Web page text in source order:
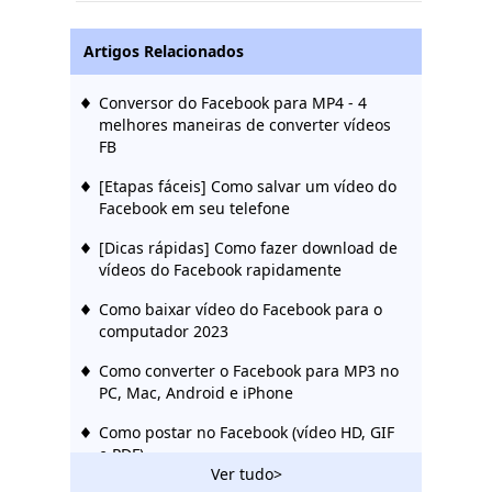
Artigos Relacionados
Conversor do Facebook para MP4 - 4
melhores maneiras de converter vídeos
FB
[Etapas fáceis] Como salvar um vídeo do
Facebook em seu telefone
[Dicas rápidas] Como fazer download de
vídeos do Facebook rapidamente
Como baixar vídeo do Facebook para o
computador 2023
Como converter o Facebook para MP3 no
PC, Mac, Android e iPhone
Como postar no Facebook (vídeo HD, GIF
e PDF)
Ver tudo>